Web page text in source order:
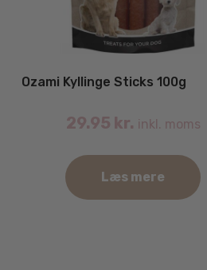
Ozami Kyllinge Sticks 100g
29.95 kr. inkl. moms
Læs mere